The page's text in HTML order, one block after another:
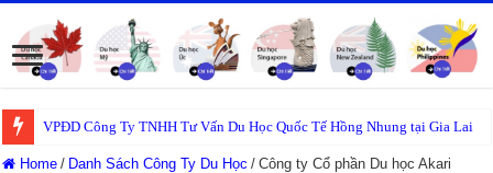
VPĐD Công Ty TNHH Tư Vấn Du Học Quốc Tế Hồng Nhung tại Gia Lai
Home / Danh Sách Công Ty Du Học / Công ty Cổ phần Du học Akari